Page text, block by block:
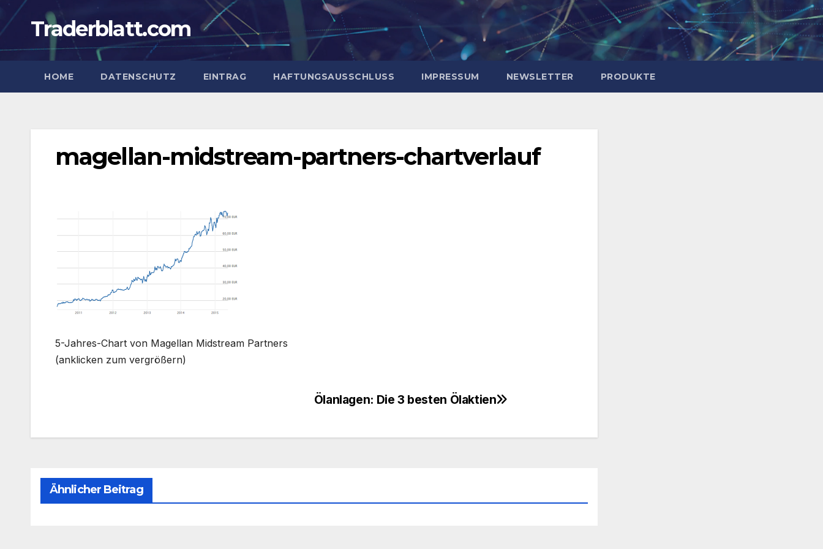
Zum
Inhalt
springen
Traderblatt.com
HOME DATENSCHUTZ EINTRAG HAFTUNGSAUSSCHLUSS IMPRESSUM NEWSLETTER PRODUKTE
magellan-midstream-partners-chartverlauf
5-Jahres-Chart von Magellan Midstream Partners
(anklicken zum vergrößern)
Ölanlagen: Die 3 besten Ölaktien
Ähnlicher Beitrag